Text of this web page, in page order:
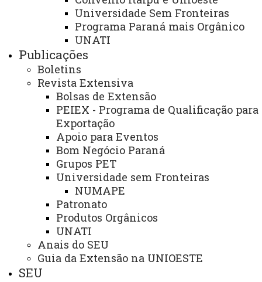
Universidade Sem Fronteiras
Programa Paraná mais Orgânico
UNATI
Publicações
Boletins
Revista Extensiva
Bolsas de Extensão
PEIEX - Programa de Qualificação para
Exportação
Apoio para Eventos
Bom Negócio Paraná
Grupos PET
Universidade sem Fronteiras
NUMAPE
Patronato
Produtos Orgânicos
UNATI
Anais do SEU
Guia da Extensão na UNIOESTE
SEU
Recursos Humanos
Planejamento
ASSESSORIAS
Assistência Estudantil
Auditoria Interna
Avaliação Institucional
Convênios e Captação de Recursos
Corregedoria da Unioeste
Comunicação Social
Igualdade e Promoção Social
Jurídica
Sistema de Controle Interno, Integridade e Compliance